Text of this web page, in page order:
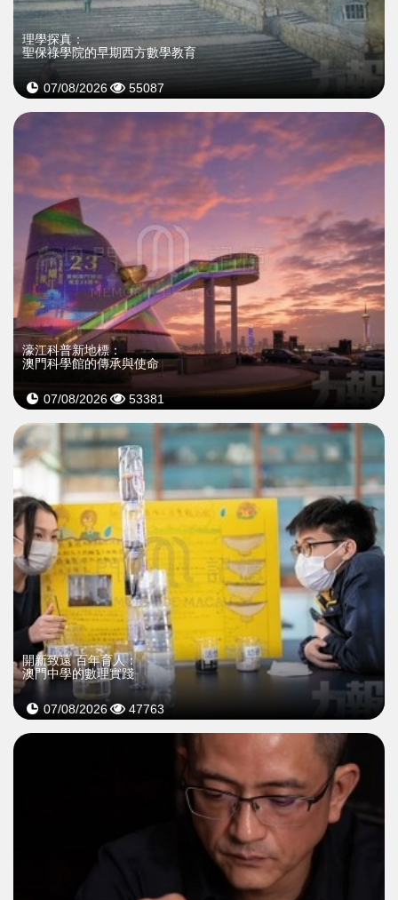
理學探真：
聖保祿學院的早期西方數學教育
07/08/2026 55087
濠江科普新地標：
澳門科學館的傳承與使命
07/08/2026 53381
開新致遠 百年育人：
澳門中學的數理實踐
07/08/2026 47763